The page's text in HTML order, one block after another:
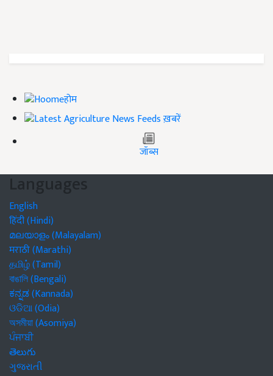
होम
ख़बरें
जॉब्स
Languages
English
हिंदी (Hindi)
മലയാളം (Malayalam)
मराठी (Marathi)
தமிழ் (Tamil)
বাঙালি (Bengali)
ಕನ್ನಡ (Kannada)
ଓଡିଆ (Odia)
অসমীয়া (Asomiya)
ਪੰਜਾਬੀ
తెలుగు
ગુજરાતી